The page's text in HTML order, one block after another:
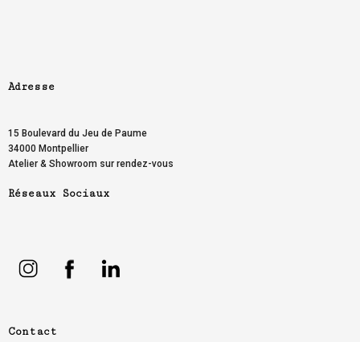
Adresse
15 Boulevard du Jeu de Paume
34000 Montpellier
Atelier & Showroom sur rendez-vous
Réseaux Sociaux
Contact